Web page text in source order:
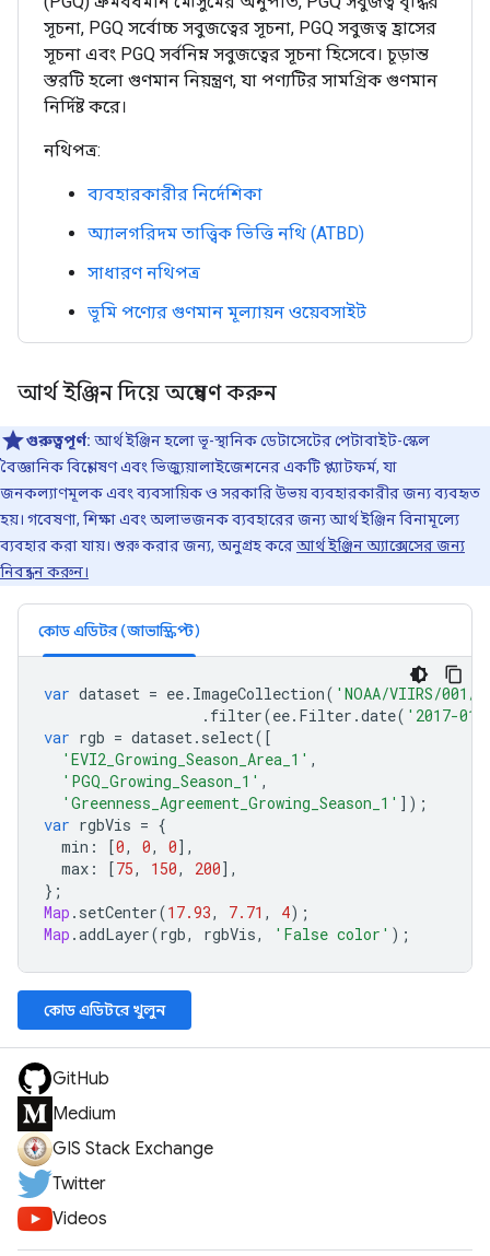
সূচনা, PGQ সর্বোচ্চ সবুজত্বের সূচনা, PGQ সবুজত্ব হ্রাসের
সূচনা এবং PGQ সর্বনিম্ন সবুজত্বের সূচনা হিসেবে। চূড়ান্ত
স্তরটি হলো গুণমান নিয়ন্ত্রণ, যা পণ্যটির সামগ্রিক গুণমান
নির্দিষ্ট করে।
নথিপত্র:
ব্যবহারকারীর নির্দেশিকা
অ্যালগরিদম তাত্ত্বিক ভিত্তি নথি (ATBD)
সাধারণ নথিপত্র
ভূমি পণ্যের গুণমান মূল্যায়ন ওয়েবসাইট
আর্থ ইঞ্জিন দিয়ে অন্বেষণ করুন
গুরুত্বপূর্ণ: আর্থ ইঞ্জিন হলো ভূ-স্থানিক ডেটাসেটের পেটাবাইট-স্কেল
বৈজ্ঞানিক বিশ্লেষণ এবং ভিজ্যুয়ালাইজেশনের একটি প্ল্যাটফর্ম, যা
জনকল্যাণমূলক এবং ব্যবসায়িক ও সরকারি উভয় ব্যবহারকারীর জন্য ব্যবহৃত
হয়। গবেষণা, শিক্ষা এবং অলাভজনক ব্যবহারের জন্য আর্থ ইঞ্জিন বিনামূল্যে
ব্যবহার করা যায়। শুরু করার জন্য, অনুগ্রহ করেআর্থ ইঞ্জিন অ্যাক্সেসের জন্য
নিবন্ধন করুন।
কোড এডিটর (জাভাস্ক্রিপ্ট)
var dataset = ee. ImageCollection( 'NOAA/VIIRS/001/
. filter(ee. Filter .date( '2017-
var rgb = dataset. select([
'EVI2_Growing_Season_Area_1' ,
'PGQ_Growing_Season_1' ,
'Greenness_Agreement_Growing_Season_1' ]);
var rgbVis = {
min : [0, 0, 0],
max : [75, 150, 200],
};
Map . setCenter(17.93, 7.71 , 4);
Map .addLayer(rgb, rgbVis, 'False color' );
কোড এডিটরে খুলুন
GitHub
Medium
GIS Stack Exchange
Twitter
Videos